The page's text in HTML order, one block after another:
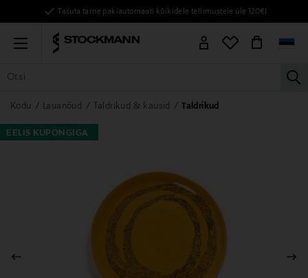
Tasuta tarne pakiautomaati kõikidele tellimustele üle 120€!
Menu
KÕIK TOOTED NAISED MEHED LAPSED
Kodu Lauanõud Taldrikud & kausid Taldrikud
EELIS KUPONGIGA